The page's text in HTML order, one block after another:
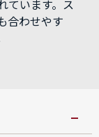
ています。ス
合わせやす